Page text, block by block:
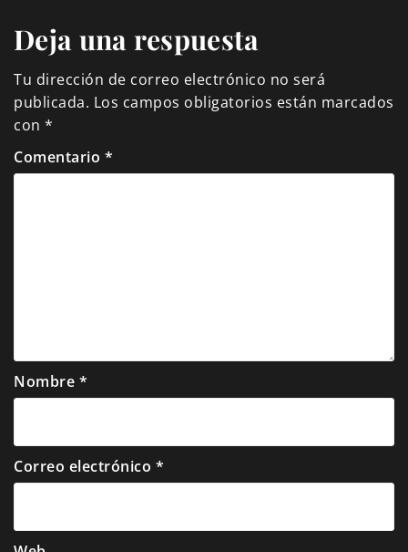
Deja una respuesta
Tu dirección de correo electrónico no será
publicada. Los campos obligatorios están marcados
con *
Comentario *
Nombre *
Correo electrónico *